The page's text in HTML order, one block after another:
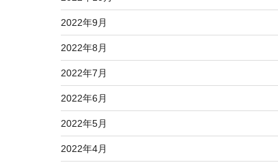
2022年9月
2022年8月
2022年7月
2022年6月
2022年5月
2022年4月